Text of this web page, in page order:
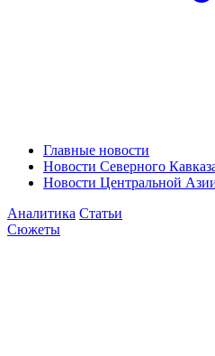
Главные новости
Новости Северного
Новости Центральной
Аналитика Статьи
Сюжеты